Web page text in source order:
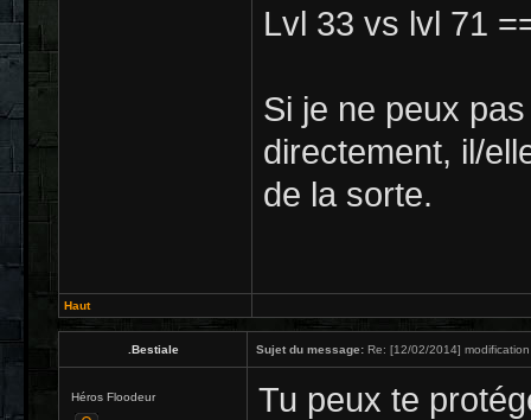
Lvl 33 vs lvl 71
Si je ne peux
directement, il/
de la sorte.
Haut
.Bestiale Sujet du message: Re: [12/02/2014] modification
Héros Floodeur
Tu peux te